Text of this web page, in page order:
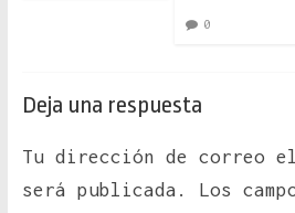
0
Deja una respuesta
Tu dirección de correo
será publicada.
Los